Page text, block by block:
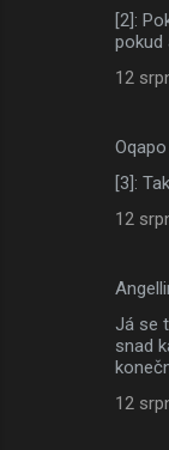
[2]:
pokud
12
Oqapo
[3]:
12
Já se
snad
12